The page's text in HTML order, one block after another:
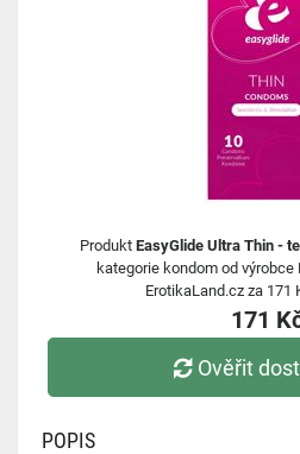
Produkt EasyGlide Ultra Thin -
kategorie kondom od výrobce
ErotikaLand.cz za 171
171
Ověřit
POPIS